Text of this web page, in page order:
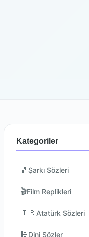
Kategoriler
🎵 Şarkı Sözleri
🎬Film Replikleri
🇹🇷Atatürk Sözleri
🕌Dini Sözler